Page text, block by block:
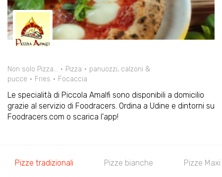
Non solo Pizza... Pizza
panuozzi, calzoni &
pucce
Fries Focaccia
Le specialità di Piccola Amalfi sono disponibili a domicilio
grazie al servizio di Foodracers. Ordina a Udine e dintorni su
Foodracers.com o scarica l'app!
Pizze tradizionali Pizze bianche Pizze